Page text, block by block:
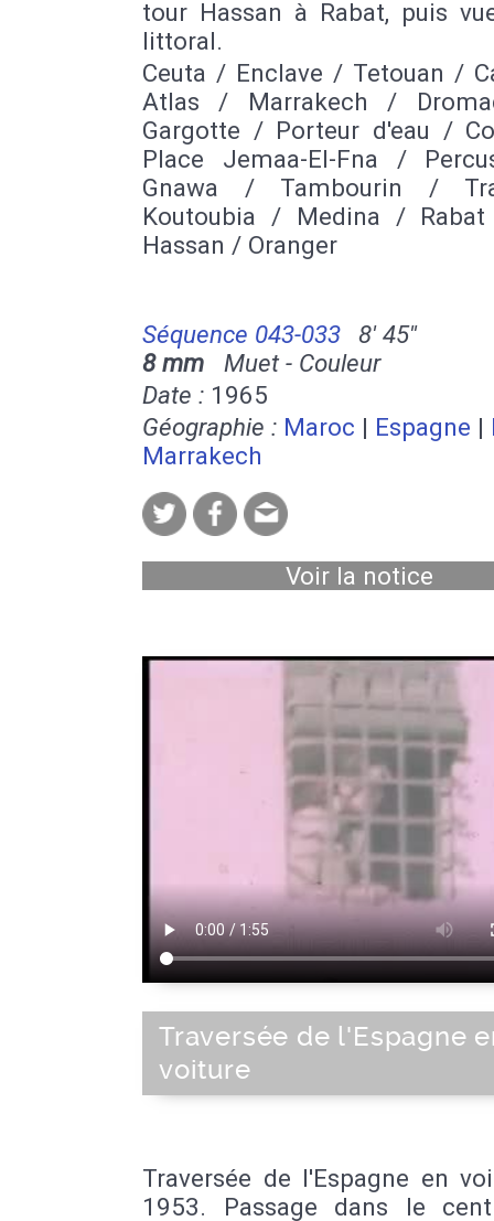
tour Hassan à Rabat, puis
littoral.
Ceuta / Enclave / Tetouan /
Atlas / Marrakech /
Gargotte / Porteur d'eau /
Place Jemaa-El-Fna /
Gnawa / Tambourin /
Koutoubia / Medina /
Hassan / Oranger
Séquence 043-033
8' 45''
8 mm Muet - Couleur
Date : 1965
Géographie : Maroc | Espagne |
Marrakech
Voir la notice
Traversée de l'Espagne
voiture
Traversée de l'Espagne en
1953. Passage dans le